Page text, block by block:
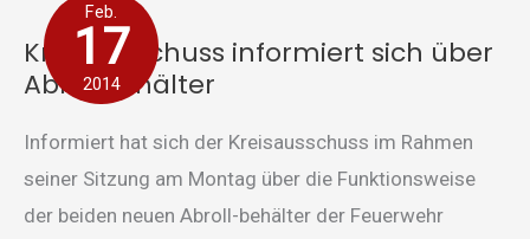
Feb.
17
2014
Kreisausschuss informiert sich über
Abrollbehälter
Informiert hat sich der Kreisausschuss im Rahmen
seiner Sitzung am Montag über die Funktionsweise
der beiden neuen Abroll-behälter der Feuerwehr
informiert
sich
über
Abrollbehälter